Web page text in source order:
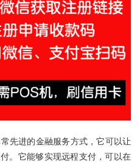
先进的金融服务方式，它可以让
。它能够实现远程支付，可以在